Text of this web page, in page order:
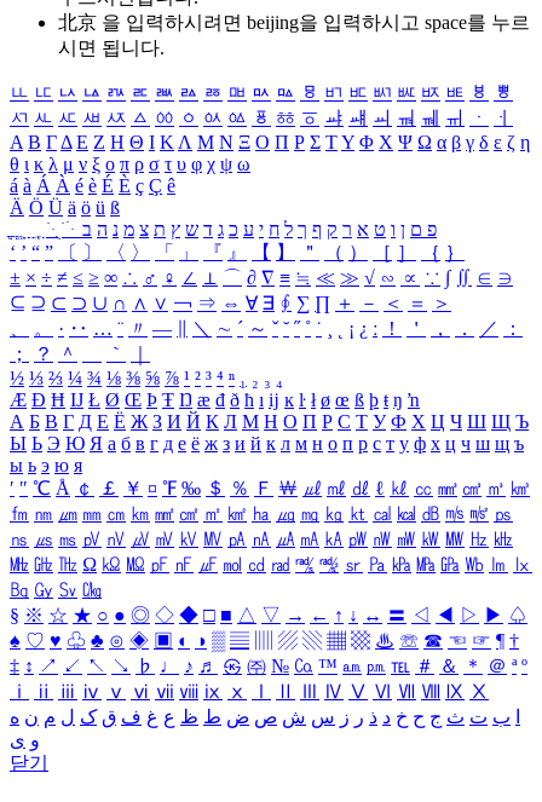
北京 을 입력하시려면 beijing을 입력하시고 space를 누르
시면 됩니다.
ㅥ ㅦ ㅧ ㅨ ㅩ ㅪ ㅫ ㅬ ㅭ ㅮ ㅯ ㅰ ㅱ ㅲ ㅳ ㅴ ㅵ ㅶ ㅷ ㅸ
ㅹ
ㅺ ㅻ ㅼ ㅽ ㅾ ㅿ ㆀ ㆁ ㆂ ㆃ ㆄ ㆅ ㆆ ㆇ ㆈ ㆉ ㆊ ㆋ ㆌ ㆍ
ㆎ
Α Β ΓΔ Ε Ζ Η Θ Ι ΚΛ Μ Ν Ξ Ο Π Ρ Σ ΤΥ Φ Χ Ψ Ω α β γ δ ε ζ η
θ ι κ λ μ ν ξ ο π ρ σ τ υ φ χ ψ ω
á à Á À é è É È ç Ç ê
Ä Ö Ü ä ö ü ß
ִֶֹ ֻּ ׁׂ פ ם ן ו ט א ר ק ף ך ל ח י ע כ ג ד ש ץ ת צ מ נ ה ב
‘ ’ “ ” 〔 〕 〈 〉 「 」 『 』 【 】 ＂ （ ） ［ ］ ｛ ｝
± × ÷ ≠ ≤ ≥ ∞ ∴ ♂ ♀ ∠ ⊥ ⌒ ∂ ∇ ≡ ≒ ≪ ≫ √ ∽ ∝ ∵ ∫ ∬ ∈ ∋
⊆ ⊇ ⊂ ⊃ ∪ ∩ ∧ ∨ ￢ ⇒ ⇔ ∀ ∃ ∮ ∑ ∏ ＋ － ＜ ＝
＞
、
。 · ‥ … ¨ 〃 ― ＼ ∼ ´ ～ ˇ ˘ ˝ ˚ ˙ ¸ ¡ ¿ ː ！ ＇ ， ． ／
：
；
？ ＾ ｀
½ ⅓ ⅔ ¼ ¾ ⅛ ⅜ ⅝ ⅞ ¹ ² ³ ⁴ ⁿ ₁ ₂ ₃ ₄
Æ Ð Ħ Ĳ Ł Ø Œ Þ Ŧ Ŋ æ đ ð ħ ı ĳ ĸ ŀ ł ø œ ß þ ŧ ŋ ŉ
А Б В Г Д Е Ё Ж З И Й К Л М Н О П Р С Т У Ф Х Ц Ч Ш Щ Ъ
Ы Ь Э Ю Я а б в г д е ё ж з и й к л м н о п р с т у ф х ц ч ш щ ъ
ы ь э ю я
′ ″ ℃ Å ￠ ￡ ￥ ¤ ℉ ‰ ＄ ％ Ｆ ￦ ㎕ ㎖ ㎗ ℓ ㎘ ㏄ ㎣ ㎤ ㎥ ㎦
㎙ ㎚ ㎛ ㎜ ㎝ ㎞ ㎟ ㎠ ㎡ ㎢ ㏊ ㎍ ㎎ ㎏ ㏏ ㎈ ㎉ ㏈ ㎧ ㎨ ㎰
㎱ ㎲ ㎳ ㎴ ㎵ ㎶ ㎷ ㎸ ㎹ ㎀ ㎁ ㎂ ㎃ ㎄ ㎺ ㎻ ㎽ ㎾ ㎿ ㎐ ㎑
㎒ ㎓ ㎔ Ω ㏀ ㏁ ㎊ ㎋ ㎌ ㏖ ㏅ ㎭ ㎮ ㎯ ㏛ ㎩ ㎪ ㎫ ㎬ ㏝ ㏐
㏓
㏃ ㏉ ㏜ ㏆
§ ※ ☆ ★ ○ ● ◎ ◇ ◆ □ ■ △ ▽ → ← ↑ ↓ ↔ 〓 ◁ ◀ ▷ ▶ ♤
♠ ♡ ♥ ♧ ♣ ⊙ ◈ ▣ ◐ ◑ ▒ ▤ ▨ ▧ ▦ ▩ ♨ ☏ ☎ ☜ ☞ ¶ †
‡ ↕ ↗ ↙ ↖ ↘ ♭ ♩ ♪ ♬ ㉿ ㈜ № ㏇ ™ ㏂ ㏘ ℡ ＃ ＆ ＊ ＠ ª º
ⅰ
ⅱ ⅲ ⅳ ⅴ ⅵ ⅶ ⅷ ⅸ ⅹ Ⅳ Ⅴ Ⅵ Ⅶ Ⅷ Ⅸ Ⅹ
ب ت ث ج ح خ د ذ ر ز س ش ص ض ط ظ ع غ ف ق ک ل م ن ه
و ی
닫기